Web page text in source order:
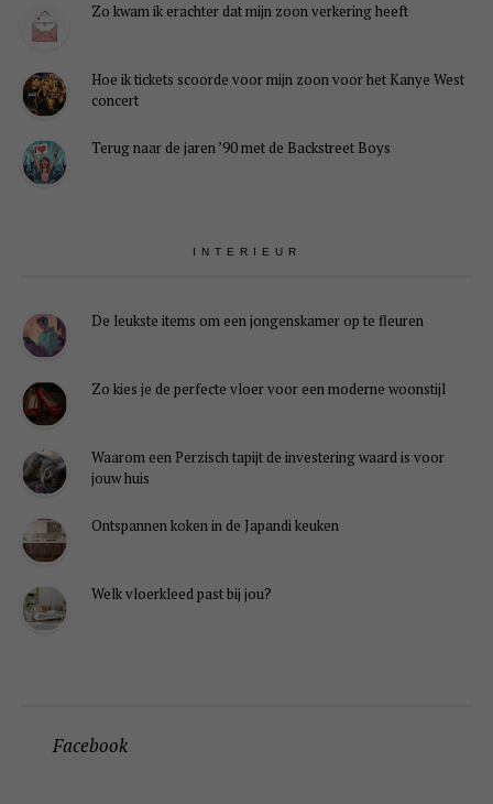
Zo kwam ik erachter dat mijn zoon verkering heeft
Hoe ik tickets scoorde voor mijn zoon voor het Kanye West
concert
Terug naar de jaren ’90 met de Backstreet Boys
INTERIEUR
De leukste items om een jongenskamer op te fleuren
Zo kies je de perfecte vloer voor een moderne woonstijl
Waarom een Perzisch tapijt de investering waard is voor
jouw huis
Ontspannen koken in de Japandi keuken
Welk vloerkleed past bij jou?
Facebook